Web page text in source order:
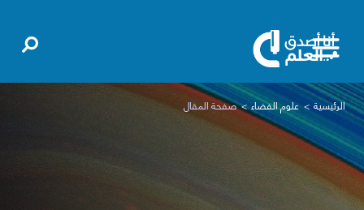
الرئيسية علوم الفضاء صفحة المقال